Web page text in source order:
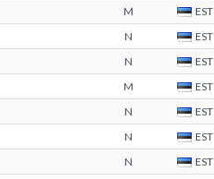
M EST
N EST
N EST
M EST
N EST
N EST
N EST